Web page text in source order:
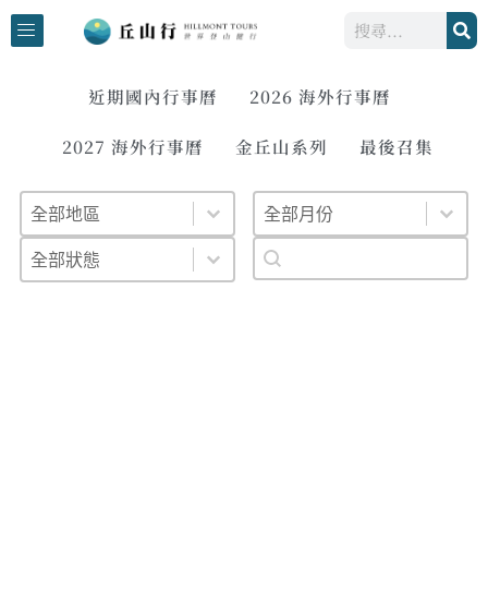
跳
至
搜
近期國內行事曆 2026 海外行事曆
2027 海外行事曆 金丘山系列 最後召集
地區 月份
報名狀況 搜尋